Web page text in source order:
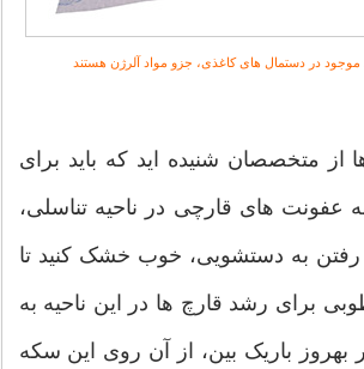
موجود در دستمال های کاغذی، جزو مواد آلرژن هستند
از متخصصان شنیده اید که باید برای
به عفونت های قارچی در ناحیه تناسلی،
رفتن به دستشویی، خوب خشک کنید تا
برای رشد قارچ ها در این ناحیه به
بهروز باریک بین، از آن روی این سکه